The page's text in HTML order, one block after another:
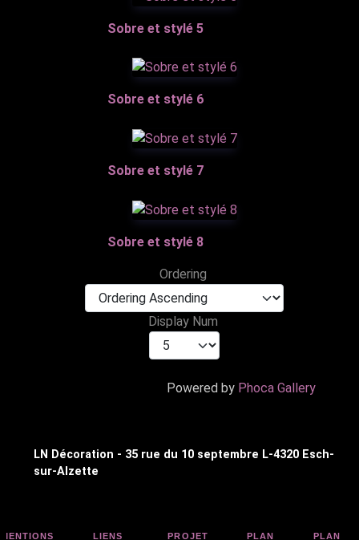
Sobre et stylé 5
Sobre et stylé 6
Sobre et stylé 7
Sobre et stylé 8
Ordering
Display Num
Powered by Phoca Gallery
LN Décoration - 35 rue du 10 septembre L-4320 Esch-
sur-Alzette
MENTIONS LIENS PROJET PLAN PLAN